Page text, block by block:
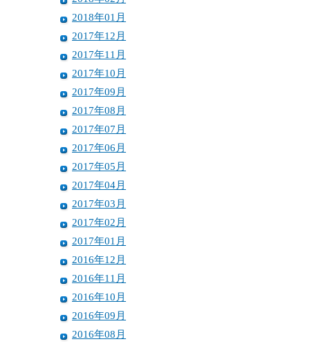
2018年01月
2017年12月
2017年11月
2017年10月
2017年09月
2017年08月
2017年07月
2017年06月
2017年05月
2017年04月
2017年03月
2017年02月
2017年01月
2016年12月
2016年11月
2016年10月
2016年09月
2016年08月